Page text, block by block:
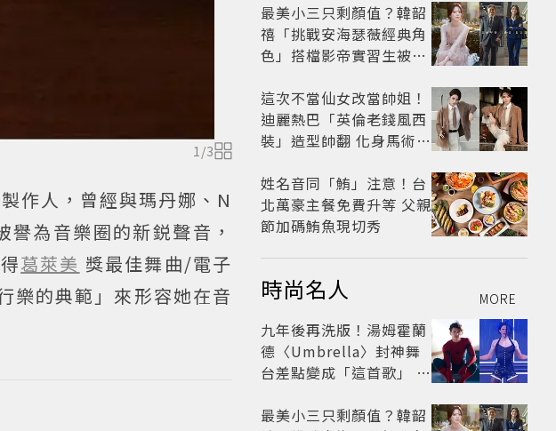
1 /3
作人，曾經與瑪丹娜、N
為音樂圈的新鋭聲音，
葛萊美 獎最佳舞曲/電子
的典範」來形容她在音
最美小三只剩顏值？韓韶
禧「挑戰安海瑟薇經典角
色」搭檔影帝實習生被
這次不當仙女改當帥姐！
迪麗熱巴「英倫老錢風西
裝」造型帥翻 化身馬術師
姓名音同「鮪」注意！台
北萬豪主餐免費升等 父親
節加碼鮪魚現切秀
時尚名人 MORE
九年後再洗版！湯姆霍蘭
德〈Umbrella〉封神舞
台差點變成「這首歌」 造
開
最美小三只剩顏值？韓韶